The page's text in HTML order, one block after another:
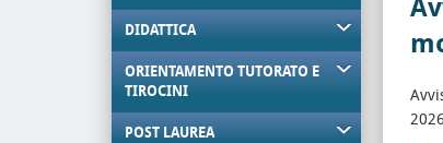
DIDATTICA
ORIENTAMENTO TUTORATO E
TIROCINI
POST LAUREA